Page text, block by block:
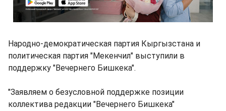
Народно-демократическая партия Кыргызстана и
политическая партия "Мекенчил" выступили в
поддержку "Вечернего Бишкека".
"Заявляем о безусловной поддержке позиции
коллектива редакции "Вечернего Бишкека"